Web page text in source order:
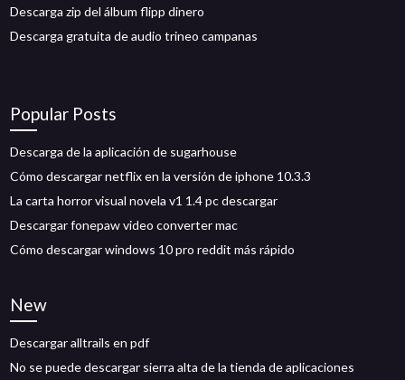
Descarga zip del álbum flipp dinero
Descarga gratuita de audio trineo campanas
Popular Posts
Descarga de la aplicación de sugarhouse
Cómo descargar netflix en la versión de iphone 10.3.3
La carta horror visual novela v1 1.4 pc descargar
Descargar fonepaw video converter mac
Cómo descargar windows 10 pro reddit más rápido
New
Descargar alltrails en pdf
No se puede descargar sierra alta de la tienda de aplicaciones